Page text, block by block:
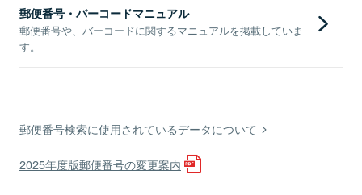
郵便番号・バーコードマニュアル
郵便番号や、バーコードに関するマニュアルを掲載していま
す。
郵便番号検索に使用されているデータについて
2025年度版郵便番号の変更案内